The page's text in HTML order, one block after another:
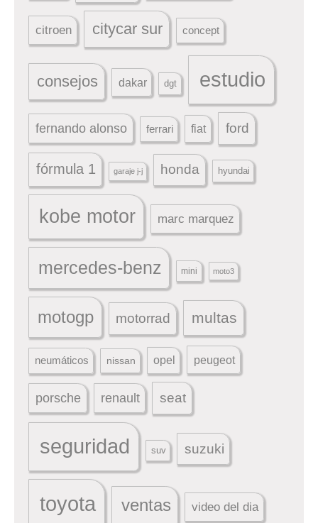
citroen citycar sur concept
consejos dakar dgt estudio
fernando alonso ferrari fiat ford
fórmula 1 garaje j-j honda hyundai
kobe motor marc marquez
mercedes-benz mini moto3
motogp motorrad multas
neumáticos nissan opel peugeot
porsche renault seat
seguridad suv suzuki
toyota ventas video del dia